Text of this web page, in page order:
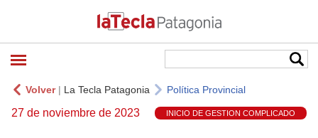
Volver| La Tecla Patagonia Política Provincial
27 de noviembre de 2023 INICIO DE GESTION COMPLICADO